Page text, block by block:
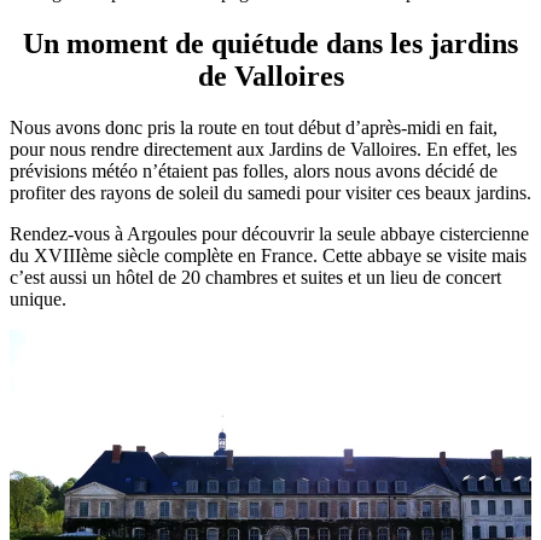
Un moment de quiétude dans les jardins
de Valloires
Nous avons donc pris la route en tout début d’après-midi en fait,
pour nous rendre directement aux Jardins de Valloires. En effet, les
prévisions météo n’étaient pas folles, alors nous avons décidé de
profiter des rayons de soleil du samedi pour visiter ces beaux jardins.
Rendez-vous à Argoules pour découvrir la seule abbaye cistercienne
du XVIIIème siècle complète en France. Cette abbaye se visite mais
c’est aussi un hôtel de 20 chambres et suites et un lieu de concert
unique.